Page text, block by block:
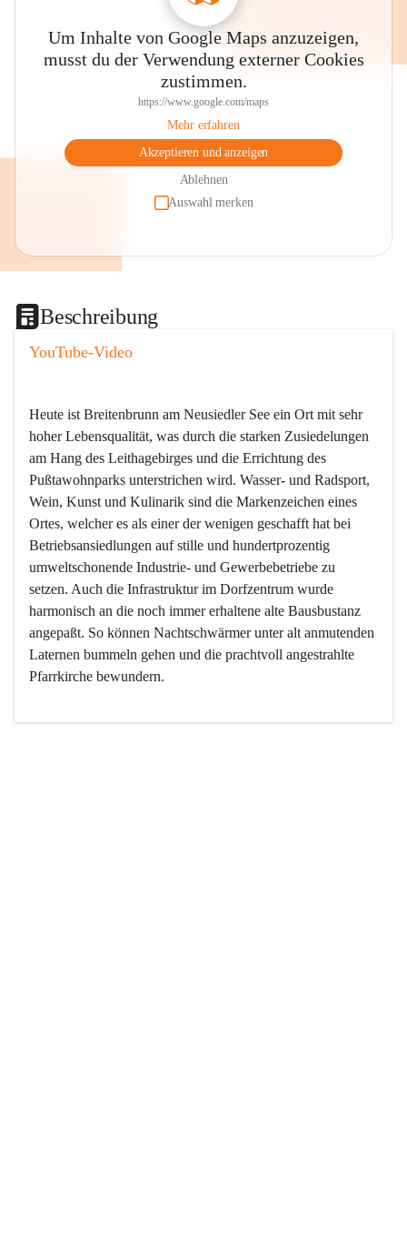
Um Inhalte von Google Maps anzuzeigen,
musst du der Verwendung externer Cookies
zustimmen.
https://www.google.com/maps
Mehr erfahren
Akzeptieren und anzeigen
Ablehnen
Auswahl merken
Beschreibung
YouTube-Video
Heute ist Breitenbrunn am Neusiedler See ein Ort mit sehr
hoher Lebensqualität, was durch die starken Zusiedelungen
am Hang des Leithagebirges und die Errichtung des
Pußtawohnparks unterstrichen wird. Wasser- und Radsport,
Wein, Kunst und Kulinarik sind die Markenzeichen eines
Ortes, welcher es als einer der wenigen geschafft hat bei
Betriebsansiedlungen auf stille und hundertprozentig
umweltschonende Industrie- und Gewerbebetriebe zu
setzen. Auch die Infrastruktur im Dorfzentrum wurde
harmonisch an die noch immer erhaltene alte Bausbustanz
angepaßt. So können Nachtschwärmer unter alt anmutenden
Laternen bummeln gehen und die prachtvoll angestrahlte
Pfarrkirche bewundern.
Der Weinbau dominert heute nicht mehr, ist aber integrativer